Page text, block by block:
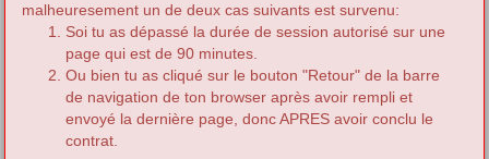
malheuresement un de deux cas suivants est survenu:
Soi tu as dépassé la durée de session autorisé sur une
page qui est de 90 minutes.
Ou bien tu as cliqué sur le bouton "Retour" de la barre
de navigation de ton browser après avoir rempli et
envoyé la dernière page, donc APRES avoir conclu le
contrat.